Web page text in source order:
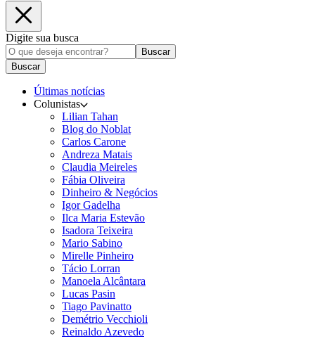
Digite sua busca
Buscar
Buscar
Últimas notícias
Colunistas
Lilian Tahan
Blog do Noblat
Carlos Carone
Andreza Matais
Claudia Meireles
Fábia Oliveira
Dinheiro & Negócios
Igor Gadelha
Ilca Maria Estevão
Isadora Teixeira
Mario Sabino
Mirelle Pinheiro
Tácio Lorran
Manoela Alcântara
Lucas Pasin
Tiago Pavinatto
Demétrio Vecchioli
Reinaldo Azevedo